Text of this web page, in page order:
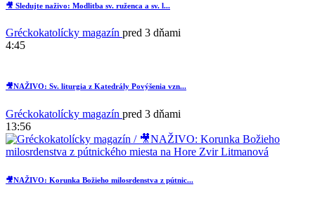
🎥 Sledujte naživo: Modlitba sv. ruženca a sv. l...
Gréckokatolícky magazín pred 3 dňami
4:45
🎥NAŽIVO: Sv. liturgia z Katedrály Povýšenia vzn...
Gréckokatolícky magazín pred 3 dňami
13:56
🎥NAŽIVO: Korunka Božieho milosrdenstva z pútnic...